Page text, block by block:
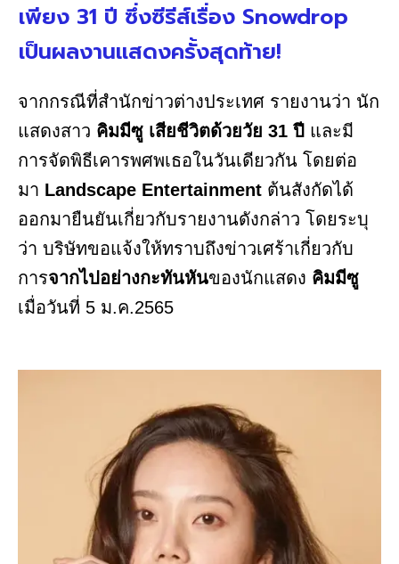
เพียง 31 ปี ซึ่งซีรีส์เรื่อง Snowdrop
เป็นผลงานแสดงครั้งสุดท้าย!
จากกรณีที่สำนักข่าวต่างประเทศ รายงานว่า นัก
แสดงสาว คิมมีซู เสียชีวิตด้วยวัย 31 ปี และมี
การจัดพิธีเคารพศพเธอในวันเดียวกัน โดยต่อ
มา Landscape Entertainment ต้นสังกัดได้
ออกมายืนยันเกี่ยวกับรายงานดังกล่าว โดยระบุ
ว่า บริษัทขอแจ้งให้ทราบถึงข่าวเศร้าเกี่ยวกับ
การจากไปอย่างกะทันหันของนักแสดง คิมมีซู
เมื่อวันที่ 5 ม.ค.2565